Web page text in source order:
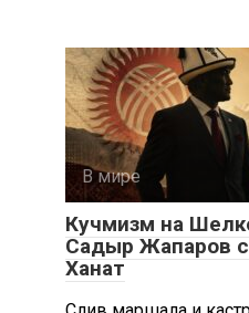
В мире
Кучмизм на
Садыр Жапаров
Ханат